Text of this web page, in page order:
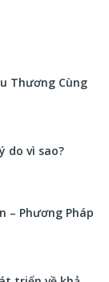
Thương Cùng
do vì sao?
– Phương Pháp